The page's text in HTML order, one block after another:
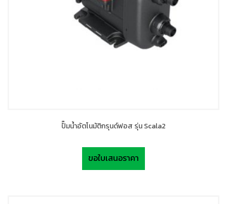
ปั๊มน้ำอัตโนมัติกรุนด์ฟอส รุ่น Scala2
ขอใบเสนอราคา